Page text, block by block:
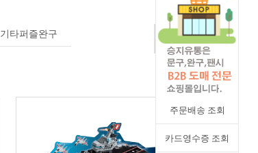
주문배송 조회
카드영수증 조회
기타퍼즐완구